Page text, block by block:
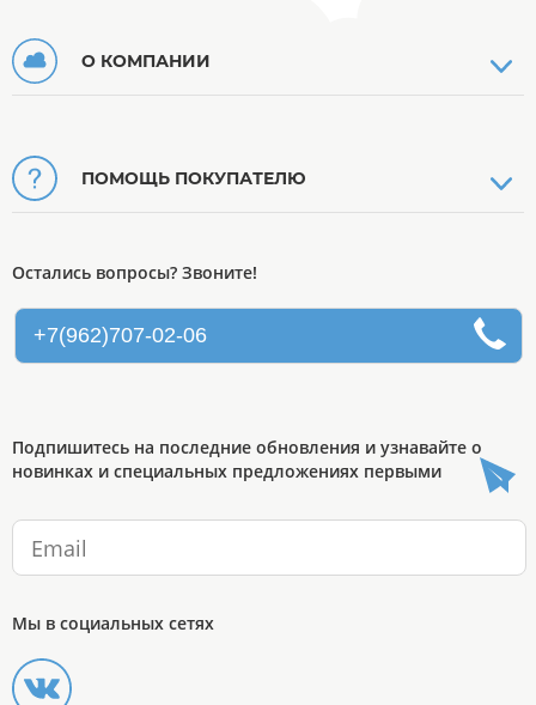
О КОМПАНИИ
ПОМОЩЬ ПОКУПАТЕЛЮ
Остались вопросы? Звоните!
+7(962)707-02-06
Подпишитесь на последние обновления и узнавайте о
новинках и специальных предложениях первыми
Мы в социальных сетях